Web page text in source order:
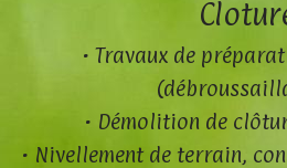
• Travaux de
• Démolition de
• Nivellement de terrain,